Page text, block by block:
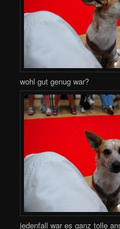
wohl gut genug war?
jedenfall war es ganz tolle